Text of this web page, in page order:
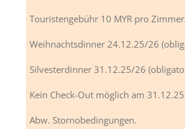
Touristengebühr 10 MYR pro
Weihnachtsdinner 24.12.25/26
Silvesterdinner 31.12.25/26
Kein Check-Out möglich am
Abw. Stornobedingungen.